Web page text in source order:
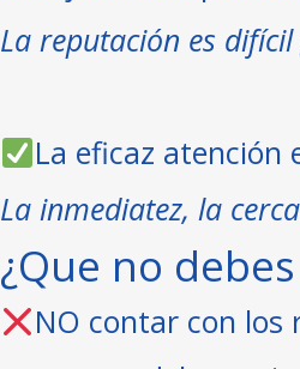
La reputación es
La eficaz atención
La inmediatez, la
⁣¿Que no
NO contar con los